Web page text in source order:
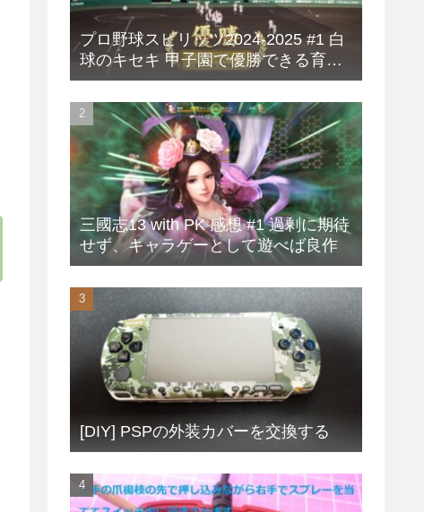
プロ野球スピリッツ2024-2025 #1 白
球のキセキ 甲子園で優勝できる育成
方法
三國志13 with PK 感想 #1 過剰に期待
せず、キャラゲーとして遊べば良作
[DIY] PSPの外装カバーを交換する